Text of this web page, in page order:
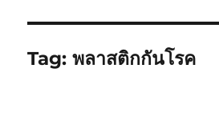
Tag:พลาสติกกันโรค